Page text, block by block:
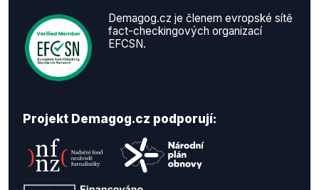
Demagog.cz je členem evropské sítě
fact-checkingových organizací
EFCSN.
Projekt Demagog.cz podporují: